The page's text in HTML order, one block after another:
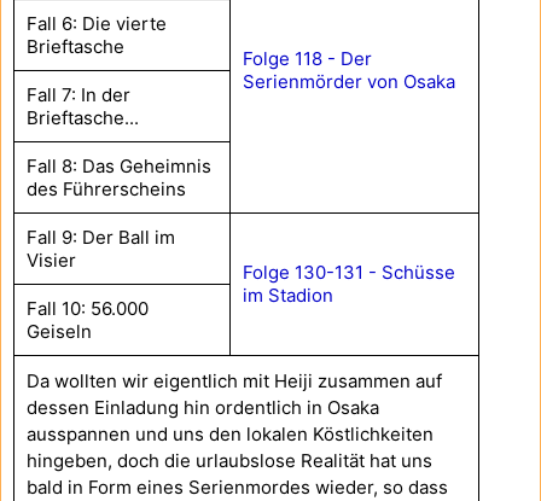
Folge 118 - Der
Serienmörder von Osaka
Fall 6: Die vierte
Brieftasche
Fall 7: In der
Brieftasche...
Fall 8: Das Geheimnis
des Führerscheins
Fall 9: Der Ball im
Visier
Folge 130-131 - Schüsse
im Stadion
Fall 10: 56.000
Geiseln
Da wollten wir eigentlich mit Heiji zusammen auf
dessen Einladung hin ordentlich in Osaka
ausspannen und uns den lokalen Köstlichkeiten
hingeben, doch die urlaubslose Realität hat uns
bald in Form eines Serienmordes wieder, so dass